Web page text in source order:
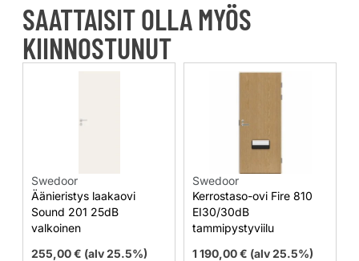
SAATTAISIT OLLA MYÖS
KIINNOSTUNUT
Swedoor
Äänieristys laakaovi
Sound 201 25dB
valkoinen
255,00€ (alv 25.5%)
Swedoor
Kerrostaso-ovi Fire 810
EI30/30dB
tammipystyviilu
1 190,00€ (alv 25.5%)